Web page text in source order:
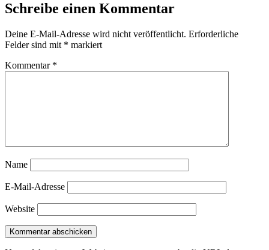
Schreibe einen Kommentar
Deine E-Mail-Adresse wird nicht veröffentlicht. Erforderliche
Felder sind mit * markiert
Kommentar *
Name
E-Mail-Adresse
Website